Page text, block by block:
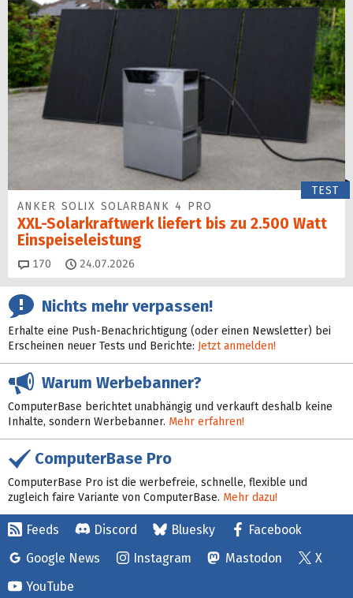
TEST
ANKER SOLIX SOLARBANK 4 PRO
XXL-Solarkraftwerk liefert bis zu 2.500 Watt
Einspeise­leistung
170 Kommentare
24.07.2026
Nichts mehr verpassen!
Erhalte eine Push-Benachrichtigung (oder einen Newsletter) bei
Erscheinen neuer Tests und Berichte: Jetzt anmelden!
Warum Werbebanner?
ComputerBase berichtet unabhängig und verkauft deshalb keine
Inhalte, sondern Werbebanner. Mehr erfahren!
ComputerBase Pro
ComputerBase Pro ist die werbefreie, schnelle, flexible und
zugleich faire Variante von ComputerBase. Mehr dazu!
Feeds Discord Bluesky
Facebook
Google News
Instagram Mastodon
X
YouTube